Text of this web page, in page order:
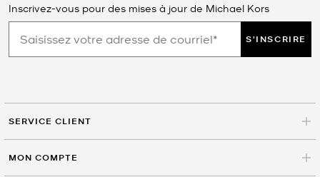
Inscrivez-vous pour des mises à jour de Michael Kors
S'INSCRIRE
SERVICE CLIENT
MON COMPTE